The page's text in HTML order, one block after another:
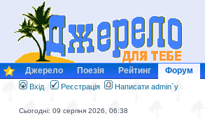
Джерело Поезія Рейтинг Форум
Вхід Реєстрація Написати admin`у
Сьогодні: 09 серпня 2026, 06:38